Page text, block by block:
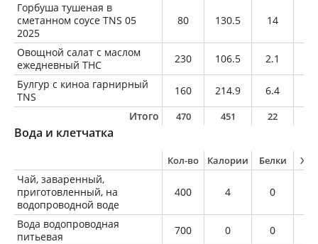
Горбуша тушеная в
сметанном соусе TNS 05
2025
80 130.5 14
Овощной салат с маслом
ежедневный ТНС
230 106.5 2.1
Булгур с киноа гарнирный
TNS
160 214.9 6.4
Итого
470 451 22
Вода и клетчатка
Кол-во Калории Белки
Чай, заваренный,
приготовленный, на
водопроводной воде
400 4 0
Вода водопроводная
питьевая
700 0 0